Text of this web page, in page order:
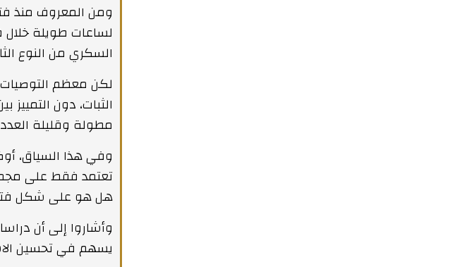
ومن المعروف منذ
لساعات طويلة خلال
السكري من النوع
لكن معظم التوصيات
الثبات، دون
مطولة وقليلة
وفي هذا السياق،
تعتمد فقط على
هل هو على شكل
وأشاروا إلى أن
يسهم في تحسين